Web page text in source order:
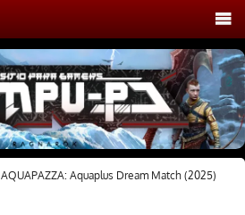
AQUAPAZZA: Aquaplus Dream Match (2025)